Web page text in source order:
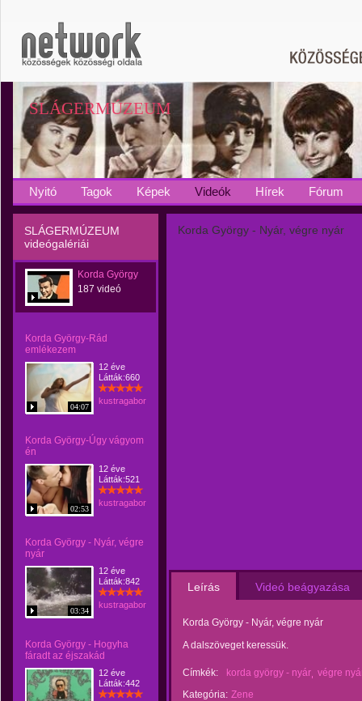
SLÁGERMÚZEUM
Nyitó Tagok Képek Videók Hírek Fórum
SLÁGERMÚZEUM
videógalériái
Korda György
187 videó
Korda György-Rád
emlékezem
04:07
12 éve
Látták:660
kustragabor
Korda György-Úgy vágyom
én
02:53
12 éve
Látták:521
kustragabor
Korda György - Nyár, végre
nyár
03:34
12 éve
Látták:842
kustragabor
Korda György - Hogyha
fáradt az éjszakád
12 éve
Látták:442
Korda György - Nyár, végre nyár
Leírás Videó beágyazása
Korda György - Nyár, végre nyár
A dalszöveget keressük.
Címkék: korda györgy - nyár végre
Kategória: Zene